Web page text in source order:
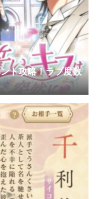
ト攻略！ラブ度数